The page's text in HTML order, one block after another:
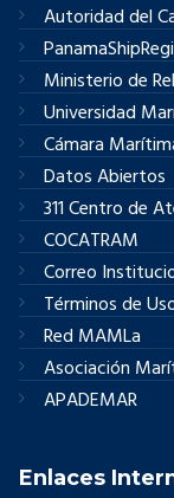
Autoridad del
Ministerio de
Universidad
Cámara
Datos Abiertos
311 Centro de
COCATRAM
Correo
Términos de
Red MAMLa
Asociación
APADEMAR
Enlaces